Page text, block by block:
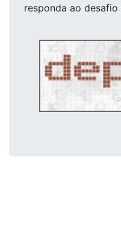
responda ao desafio